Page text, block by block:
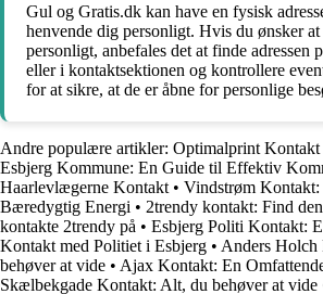
Gul og Gratis.dk kan have en fysisk
henvende dig personligt. Hvis du ønsker at
personligt, anbefales det at finde adressen
eller i kontaktsektionen og kontrollere
for at sikre, at de er åbne for personlige
Andre populære artikler: Optimalprint Kontakt
Esbjerg Kommune: En Guide til Effektiv
Haarlevlægerne Kontakt • Vindstrøm
Bæredygtig Energi • 2trendy kontakt: Find
kontakte 2trendy på • Esbjerg Politi Kontakt:
Kontakt med Politiet i Esbjerg • Anders Holch
behøver at vide • Ajax Kontakt: En
Skælbekgade Kontakt: Alt, du behøver at vide